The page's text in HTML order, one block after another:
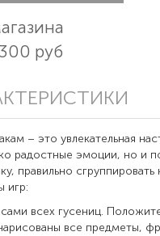
руб
– это увлекательная
радостные эмоции, но и
правильно сгруппировать
игр:
всех гусениц.
все предметы,